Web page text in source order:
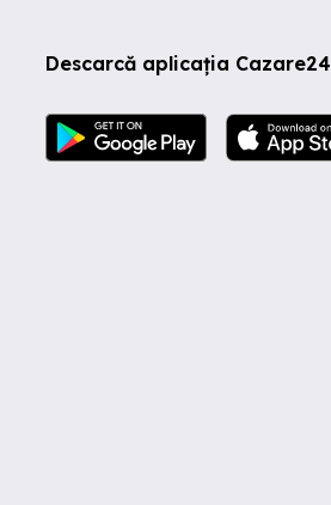
Descarcă aplicația Cazare24